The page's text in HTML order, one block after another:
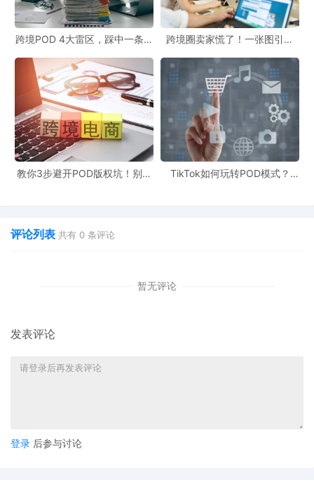
商标号：5107091、5864624
版权号：TX0008540345、TX0008660600、
TX0008542698、TX0008586339、
TX0008613276、TX0008679413
原告品牌：Millimages S.A
代理律所：ARONBERG GOLDGEHN DAVIS &
GARMISA
跨境POD 4大雷区，踩中一条都
跨境圈卖家慌了！一张图引爆
踩！
教你3步避开POD版权坑！别让
TikTok如何玩转POD模式？
评论列表 共有 0 条评论
暂无评论
发表评论
登录 后参与讨论